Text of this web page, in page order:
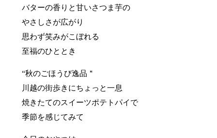
バターの香りと甘いさつま芋の
やさしさが広がり
思わず笑みがこぼれる
至福のひととき
“秋のごほうび逸品＂
川越の街歩きにちょっと一息
焼きたてのスイーツポテトパイで
季節を感じてみて